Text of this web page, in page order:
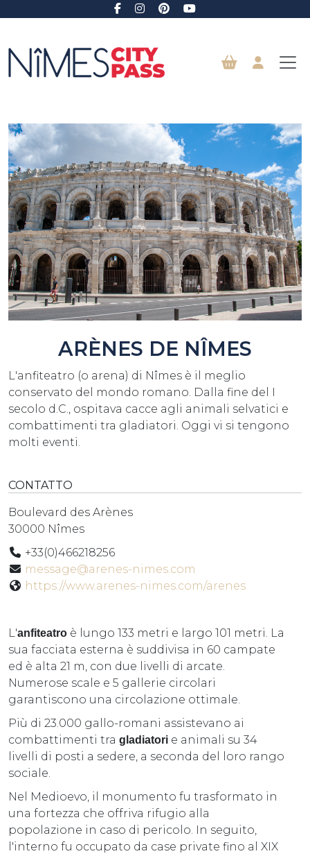
Vai al contenuto principale
ARÈNES DE NÎMES
L'anfiteatro (o arena) di Nîmes è il meglio
conservato del mondo romano. Dalla fine del I
secolo d.C., ospitava cacce agli animali selvatici e
combattimenti tra gladiatori. Oggi vi si tengono
molti eventi.
CONTATTO
Boulevard des Arènes
30000 Nîmes
+33(0)466218256
message@arenes-nimes.com
https://www.arenes-nimes.com/arenes
L'anfiteatro è lungo 133 metri e largo 101 metri. La
sua facciata esterna è suddivisa in 60 campate
ed è alta 21 m, con due livelli di arcate.
Numerose scale e 5 gallerie circolari
garantiscono una circolazione ottimale.
Più di 23.000 gallo-romani assistevano ai
combattimenti tra gladiatori e animali su 34
livelli di posti a sedere, a seconda del loro rango
sociale.
Nel Medioevo, il monumento fu trasformato in
una fortezza che offriva rifugio alla
popolazione in caso di pericolo. In seguito,
l'interno fu occupato da case private fino al XIX